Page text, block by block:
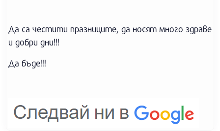
Да са честити празниците, да носят много здраве
и добри дни!!!
Да бъде!!!